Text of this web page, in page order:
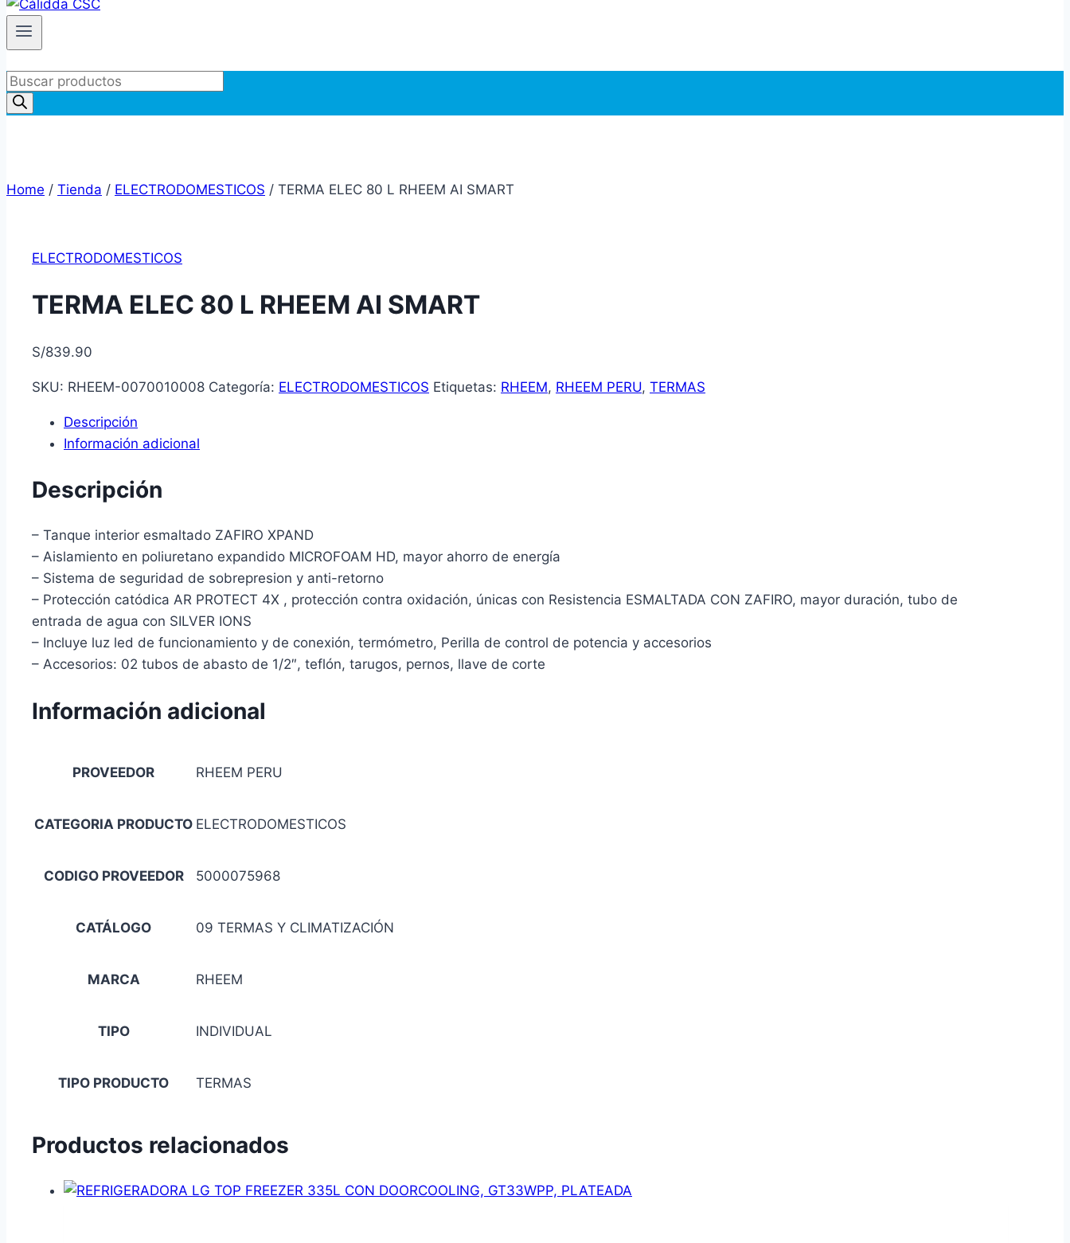
Products
search
Home / Tienda / ELECTRODOMESTICOS / TERMA ELEC 80 L RHEEM AI SMART
ELECTRODOMESTICOS
TERMA ELEC 80 L RHEEM AI SMART
S/839.90
SKU: RHEEM-0070010008 Categoría: ELECTRODOMESTICOS Etiquetas: RHEEM, RHEEM PERU, TERMAS
Descripción
Información adicional
Descripción
– Tanque interior esmaltado ZAFIRO XPAND
– Aislamiento en poliuretano expandido MICROFOAM HD, mayor ahorro de energía
– Sistema de seguridad de sobrepresion y anti-retorno
– Protección catódica AR PROTECT 4X , protección contra oxidación, únicas con Resistencia ESMALTADA CON ZAFIRO, mayor duración, tubo de
entrada de agua con SILVER IONS
– Incluye luz led de funcionamiento y de conexión, termómetro, Perilla de control de potencia y accesorios
– Accesorios: 02 tubos de abasto de 1/2″, teflón, tarugos, pernos, llave de corte
Información adicional
PROVEEDOR RHEEM PERU
CATEGORIA PRODUCTO ELECTRODOMESTICOS
CODIGO PROVEEDOR 5000075968
CATÁLOGO 09 TERMAS Y CLIMATIZACIÓN
MARCA RHEEM
TIPO INDIVIDUAL
TIPO PRODUCTO TERMAS
Productos relacionados